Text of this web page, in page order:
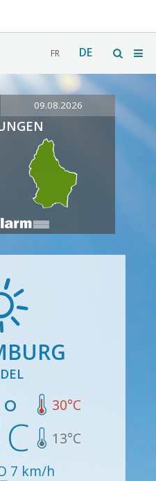
FR DE
09.08.2026
30°C
13°C
7 km/h